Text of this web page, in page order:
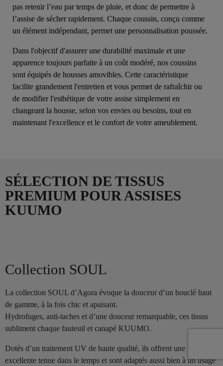
pas retenir l’eau par temps de pluie, et donc de permettre à
l’assise de sécher rapidement. Chaque coussin, conçu comme
un élément indépendant, permet une personnalisation poussée.
Dans l'objectif d'assurer une durabilité maximale et une
apparence toujours parfaite à un coût modéré, nos coussins
sont équipés de housses amovibles. Cette caractéristique
facilite grandement l'entretien et vous permet de rafraîchir ou
de modifier l'esthétique de votre assise simplement en
changeant la housse, selon vos envies ou besoins, tout en
maintenant l'excellence et le confort de votre ameublement.
SÉLECTION DE TISSUS
PREMIUM POUR ASSISES
KUUMO
Collection SOUL
La collection SOUL d’Agora évoque la douceur d’un bouclé haut
de gamme, à la fois chic et apaisant.
Hydrofuges, anti-taches et d’une douceur remarquable, ces tissus
subliment chaque fauteuil et canapé KUUMO.
Dotés d’un traitement UV de haute qualité, ils offrent une
excellente tenue dans le temps et sont adaptés aussi bien à un usage